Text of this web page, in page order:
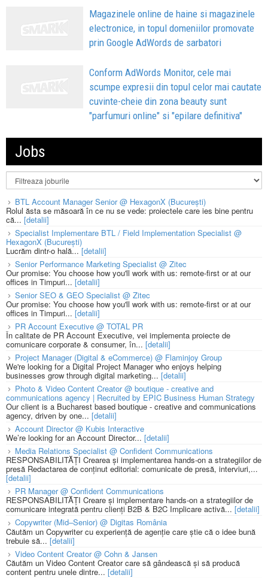
Magazinele online de haine si magazinele
electronice, in topul domeniilor promovate
prin Google AdWords de sarbatori
Conform AdWords Monitor, cele mai
scumpe expresii din topul celor mai cautate
cuvinte-cheie din zona beauty sunt
"parfumuri online" si "epilare definitiva"
Jobs
BTL Account Manager Senior @ HexagonX (București)
Rolul ăsta se măsoară în ce nu se vede: proiectele care ies bine pentru
că... [detalii]
Specialist Implementare BTL / Field Implementation Specialist @
HexagonX (București)
Lucrăm dintr-o hală...[detalii]
Senior Performance Marketing Specialist @ Zitec
Our promise: You choose how you'll work with us: remote-first or at our
offices in Timpuri... [detalii]
Senior SEO & GEO Specialist @ Zitec
Our promise: You choose how you'll work with us: remote-first or at our
offices in Timpuri... [detalii]
PR Account Executive @ TOTAL PR
În calitate de PR Account Executive, vei implementa proiecte de
comunicare corporate & consumer, în... [detalii]
Project Manager (Digital & eCommerce) @ Flaminjoy Group
We're looking for a Digital Project Manager who enjoys helping
businesses grow through digital marketing... [detalii]
Photo & Video Content Creator @ boutique - creative and
communications agency | Recruited by EPIC Business Human Strategy
Our client is a Bucharest based boutique - creative and communications
agency, driven by one... [detalii]
Account Director @ Kubis Interactive
We’re looking for an Account Director... [detalii]
Media Relations Specialist @ Confident Communications
RESPONSABILITĂȚI Crearea și implementarea hands-on a strategiilor de
presă Redactarea de conținut editorial: comunicate de presă, interviuri,...
[detalii]
PR Manager @ Confident Communications
RESPONSABILITĂȚI Creare și implementare hands-on a strategiilor de
comunicare integrată pentru clienți B2B & B2C Implicare activă... [detalii]
Copywriter (Mid–Senior) @ Digitas România
Căutăm un Copywriter cu experiență de agenție care știe că o idee bună
trebuie să... [detalii]
Video Content Creator @ Cohn & Jansen
Căutăm un Video Content Creator care să gândească și să producă
content pentru unele dintre... [detalii]